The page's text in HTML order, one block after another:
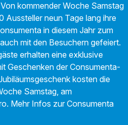
kommender Woche Samstag
Aussteller neun Tage lang ihre
in diesem Jahr zum
mit den Besuchern gefeiert.
erhalten eine exklusive
Geschenken der Consumenta-
kosten die
Samstag, am
Mehr Infos zur Consumenta